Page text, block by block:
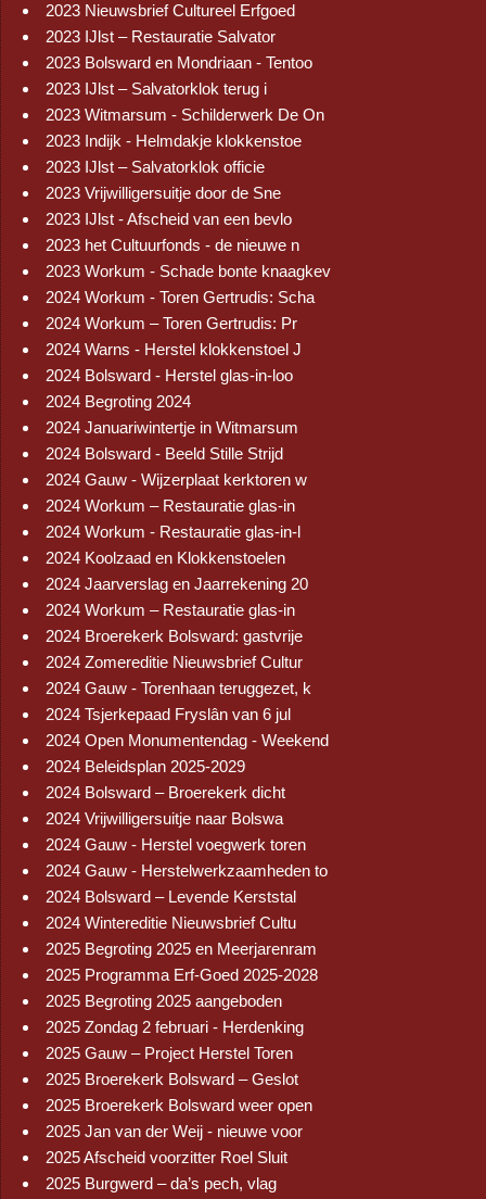
2023 Nieuwsbrief Cultureel Erfgoed
2023 IJlst – Restauratie Salvator
2023 Bolsward en Mondriaan - Tentoo
2023 IJlst – Salvatorklok terug i
2023 Witmarsum - Schilderwerk De On
2023 Indijk - Helmdakje klokkenstoe
2023 IJlst – Salvatorklok officie
2023 Vrijwilligersuitje door de Sne
2023 IJlst - Afscheid van een bevlo
2023 het Cultuurfonds - de nieuwe n
2023 Workum - Schade bonte knaagkev
2024 Workum - Toren Gertrudis: Scha
2024 Workum – Toren Gertrudis: Pr
2024 Warns - Herstel klokkenstoel J
2024 Bolsward - Herstel glas-in-loo
2024 Begroting 2024
2024 Januariwintertje in Witmarsum
2024 Bolsward - Beeld Stille Strijd
2024 Gauw - Wijzerplaat kerktoren w
2024 Workum – Restauratie glas-in
2024 Workum - Restauratie glas-in-l
2024 Koolzaad en Klokkenstoelen
2024 Jaarverslag en Jaarrekening 20
2024 Workum – Restauratie glas-in
2024 Broerekerk Bolsward: gastvrije
2024 Zomereditie Nieuwsbrief Cultur
2024 Gauw - Torenhaan teruggezet, k
2024 Tsjerkepaad Fryslân van 6 jul
2024 Open Monumentendag - Weekend
2024 Beleidsplan 2025-2029
2024 Bolsward – Broerekerk dicht
2024 Vrijwilligersuitje naar Bolswa
2024 Gauw - Herstel voegwerk toren
2024 Gauw - Herstelwerkzaamheden to
2024 Bolsward – Levende Kerststal
2024 Wintereditie Nieuwsbrief Cultu
2025 Begroting 2025 en Meerjarenram
2025 Programma Erf-Goed 2025-2028
2025 Begroting 2025 aangeboden
2025 Zondag 2 februari - Herdenking
2025 Gauw – Project Herstel Toren
2025 Broerekerk Bolsward – Geslot
2025 Broerekerk Bolsward weer open
2025 Jan van der Weij - nieuwe voor
2025 Afscheid voorzitter Roel Sluit
2025 Burgwerd – da’s pech, vlag